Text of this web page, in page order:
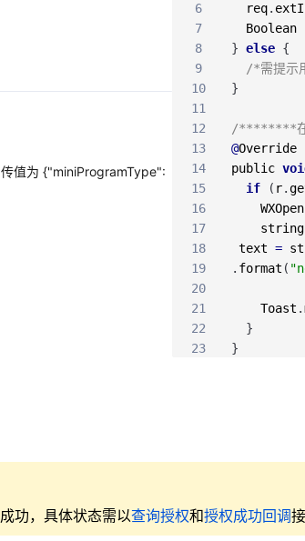
传值为 {"miniProgramType":
6
req.
7
Boolean
8
} else {
9
/*需提示
10
}
11
12
/********在
13
@Override
14
public
15
if ( r.
16
17
string
18
text =
19
. format (
20
21
Toast .
22
}
23
}
功，具体状态需以查询授权和授权成功回调